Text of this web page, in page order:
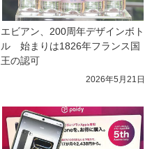
エビアン、200周年デザインボト
ル　始まりは1826年フランス国
王の認可
2026年5月21日